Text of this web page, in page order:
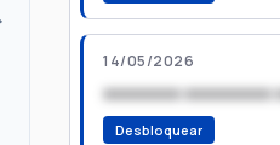
14/05/2026
xxxxxxxx xxxxxxxxx
Desbloquear